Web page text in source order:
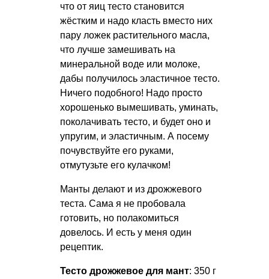
что от яиц тесто становится
жёстким и надо класть вместо них
пару ложек растительного масла,
что лучше замешивать на
минеральной воде или молоке,
дабы получилось эластичное тесто.
Ничего подобного! Надо просто
хорошенько вымешивать, уминать,
поколачивать тесто, и будет оно и
упругим, и эластичным. А посему
почувствуйте его руками,
отмутузьте его кулачком!
Манты делают и из дрожжевого
теста. Сама я не пробовала
готовить, но полакомиться
довелось. И есть у меня один
рецептик.
Тесто дрожжевое для мант: 350 г